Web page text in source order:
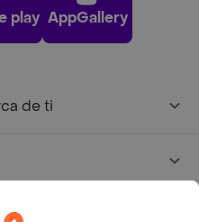
play AppGallery
de ti